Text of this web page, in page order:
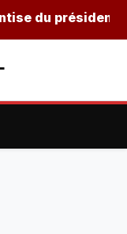
président